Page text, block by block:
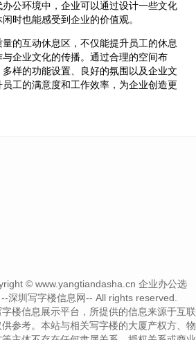
公环境中，企业可以通过设计一些文化
时也能感受到企业的价值观。
的互动休息区，不仅能提升员工的休息
企业文化的传播。通过合理的空间布
样的功能设置、良好的氛围以及企业文
工的满意度和工作效率，为企业创造更
© www.yangtiandasha.cn 企业办公选
深圳写字楼信息网-- All rights reserved.
楼信息展示平台，所提供的信息来源于互联
参考。本站与相关写字楼的大厦产权方、物